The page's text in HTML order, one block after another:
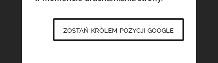
zostań królem pozycji google